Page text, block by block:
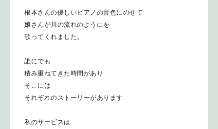
根本さんの優しいピアノの音色にのせて
娘さんが川の流れのようにを
歌ってくれました。
誰にでも
積み重ねてきた時間があり
そこには
それぞれのストーリーがあります
私のサービスは